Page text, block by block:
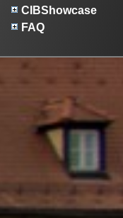
CIBShowcase
FAQ